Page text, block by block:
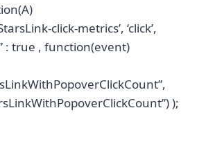
click-metrics’, ‘click’,
: true , function(event)
);